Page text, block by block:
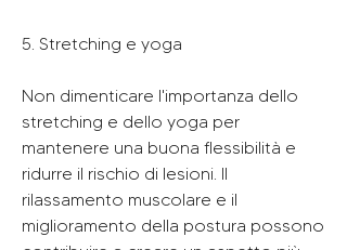
5. Stretching e yoga
Non dimenticare l'importanza dello
stretching e dello yoga per
mantenere una buona flessibilità e
ridurre il rischio di lesioni. Il
rilassamento muscolare e il
miglioramento della postura possono